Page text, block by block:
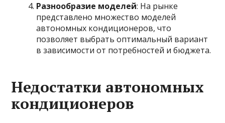
Разнообразие моделей: На рынке
представлено множество моделей
автономных кондиционеров, что
позволяет выбрать оптимальный вариант
в зависимости от потребностей и бюджета.
Недостатки автономных
кондиционеров